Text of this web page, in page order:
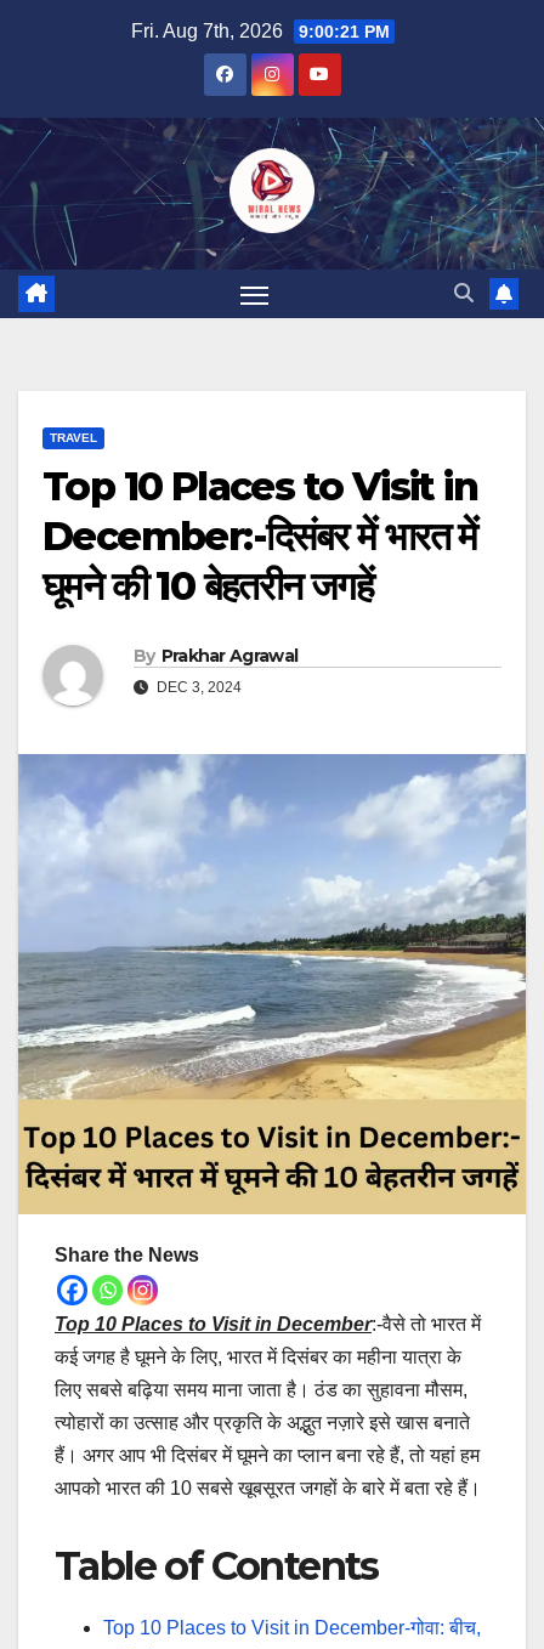
Fri. Aug 7th, 2026 9:00:22 PM
TRAVEL
Top 10 Places to Visit in
December:-दिसंबर में भारत में
घूमने की 10 बेहतरीन जगहें
By Prakhar Agrawal
DEC 3, 2024
Share the News
Top 10 Places to Visit in December:-वैसे तो भारत में
कई जगह है घूमने के लिए, भारत में दिसंबर का महीना यात्रा के
लिए सबसे बढ़िया समय माना जाता है। ठंड का सुहावना मौसम,
त्योहारों का उत्साह और प्रकृति के अद्भुत नज़ारे इसे खास बनाते
हैं। अगर आप भी दिसंबर में घूमने का प्लान बना रहे हैं, तो यहां हम
आपको भारत की 10 सबसे खूबसूरत जगहों के बारे में बता रहे हैं।
Table of Contents
Top 10 Places to Visit in December-गोवा: बीच,